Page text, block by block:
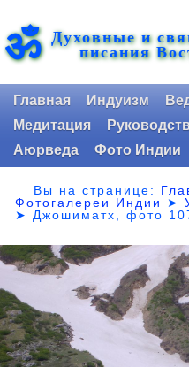
ॐ Духовные и
писания
Главная Индуизм
Медитация
Аюрведа
Фото Индии
Вы на странице:
Фотогалереи Индии
➤
➤ Джошиматх, фото